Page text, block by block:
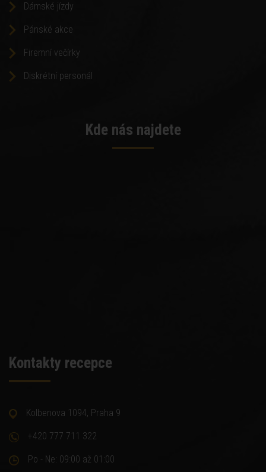
Dámské jízdy
Pánské akce
Firemní večírky
Diskrétní personál
Kde nás najdete
Kontakty recepce
Kolbenova 1094, Praha 9
+420 777 711 322
Po - Ne: 09:00 až 01:00